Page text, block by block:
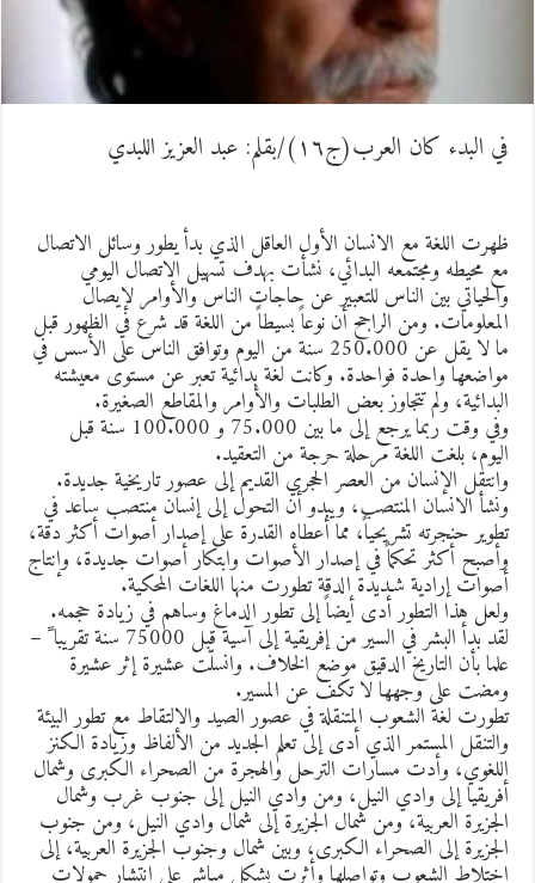
البدء كان العرب(ج١٦)/بقلم: عبد العزيز اللبدي
اللغة مع الانسان الأول العاقل الذي بدأ يطور وسائل الاتصال
محيطه ومجتمعه البدائي، نشأت بهدف تسهيل الاتصال اليومي
بين الناس للتعبير عن حاجات الناس والأوامر لإيصال
ومن الراجح أن نوعاً بسيطاً من اللغة قد شرع في الظهور قبل
ما لا يقل عن 250.000 سنة من اليوم وتوافق الناس على الأسس في
واحدة فواحدة. وكانت لغة بدائية تعبر عن مستوى معيشته
ولم تتجاوز بعض الطلبات والأوامر والمقاطع الصغيرة.
وفي وقت ربما يرجع إلى ما بين 75.000 و 100.000 سنة قبل
بلغت اللغة مرحلة حرجة من التعقيد.
الإنسان من العصر الحجري القديم إلى عصور تاريخية جديدة.
الانسان المنتصب، ويبدو أن التحول إلى إنسان منتصب ساعد في
حنجرته تشريحياً، مما أعطاه القدرة على إصدار أصوات أكثر دقة،
أكثر تحكماً في إصدار الأصوات وابتكار أصوات جديدة، وإنتاج
إرادية شـديدة الدقة تطورت منها اللغات المحكية.
هذا التطور أدى أيضاً إلى تطور الدماغ وساهم في زيادة حجمه.
لقد بدأ البشر في السير من إفريقية إلى آسية قبل 75000 سنة تقريبا ً –
بأن التاريخ الدقيق موضع الخلاف. وانسلّت عشيرة إثر عشيرة
على وجهها لا تكف عن المسير.
لغة الشعوب المتنقلة في عصور الصيد والالتقاط مع تطور البيئة
المستمر الذي أدى إلى تعلم الجديد من الألفاظ وزيادة الكنز
وأدت مسارات الترحل والهجرة من الصحراء الكبرى وشمال
إلى وادي النيل، ومن وادي النيل إلى جنوب غرب وشمال
العربية، ومن شمال الجزيرة إلى شمال وادي النيل، ومن جنوب
إلى الصحراء الكبرى، وبين شمال وجنوب الجزيرة العربية، إلى
الشعوب وتواصلها وأثرت بشكل مباشر على انتشار حمولات